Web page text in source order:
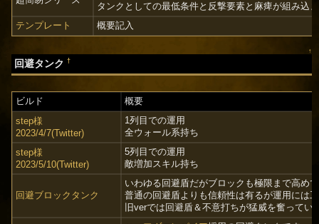
タンクとしての最低条件と反撃要素と麻痺が組み込
テンプレート
概要記入
↑
回避タンク†
ビルド
概要
step様
2023/4/7(Twitter)
1列目での運用
全ウォール系持ち
step様
2023/5/10(Twitter)
5列目での運用
敵増加スキル持ち
回避ブロックタンク
いわゆる回避盾だがブロックも極限まで高め
普通の回避盾よりも信頼性は有るが運用には
旧verでは回避盾＆不意打ちが猛威を奮ってい